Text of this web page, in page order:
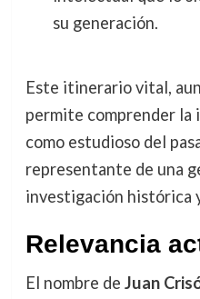
su generación.
Este itinerario vital,
permite comprender la
como estudioso del
representante de una
investigación histórica
Relevancia
El nombre de Juan